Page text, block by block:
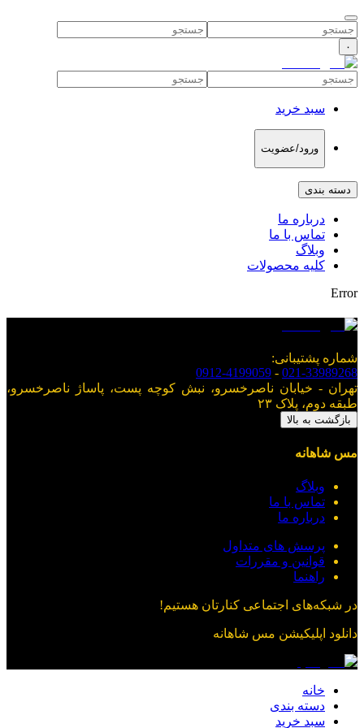
۰
سبد خرید
ورود/عضویت
دسته بندی
درباره ما
تماس با ما
وبلاگ
کلیه محصولات
Error
شماره پشتیبانی:
021-33989268
-
0912-4199059
تهران - خیابان ناصرخسرو، نبش کوچه پست، پاساژ ناصرخسرو،
طبقه دوم، پلاک ۲۳
بازگشت به بالا
مس شاهانه
وبلاگ
تماس با ما
درباره ما
پرسش های متداول
قوانین و مقررات
راهنما
در شبکه‌های اجتماعی کنارتان هستیم!
دانلود اپلیکیشن مس شاهانه
خانه
دسته بندی
سبد خرید